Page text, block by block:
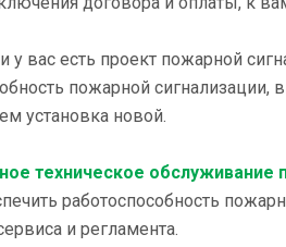
у вас есть проект пожарной
пожарной
установка новой.
техническое обслуживание
работоспособность
и регламента.